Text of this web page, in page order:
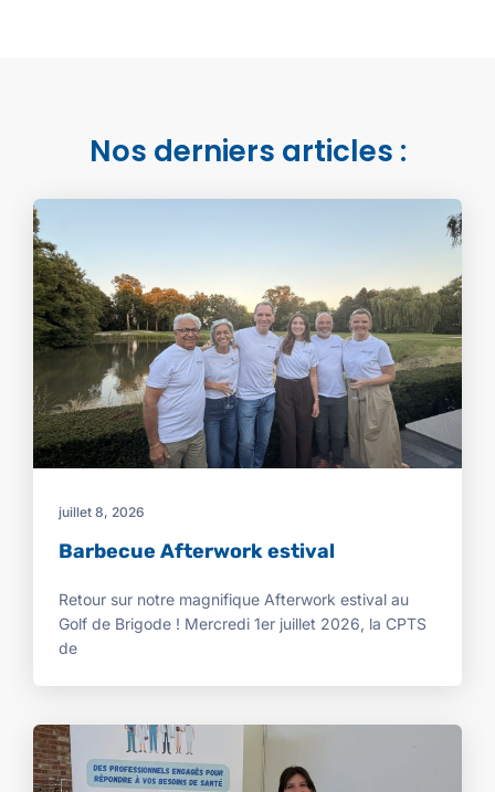
Nos derniers articles :
juillet 8, 2026
Barbecue Afterwork estival
Retour sur notre magnifique Afterwork estival au
Golf de Brigode ! Mercredi 1er juillet 2026, la CPTS
de